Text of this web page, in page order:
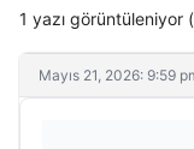
1 yazı görüntüleniyor
Mayıs 21, 2026: 9:59